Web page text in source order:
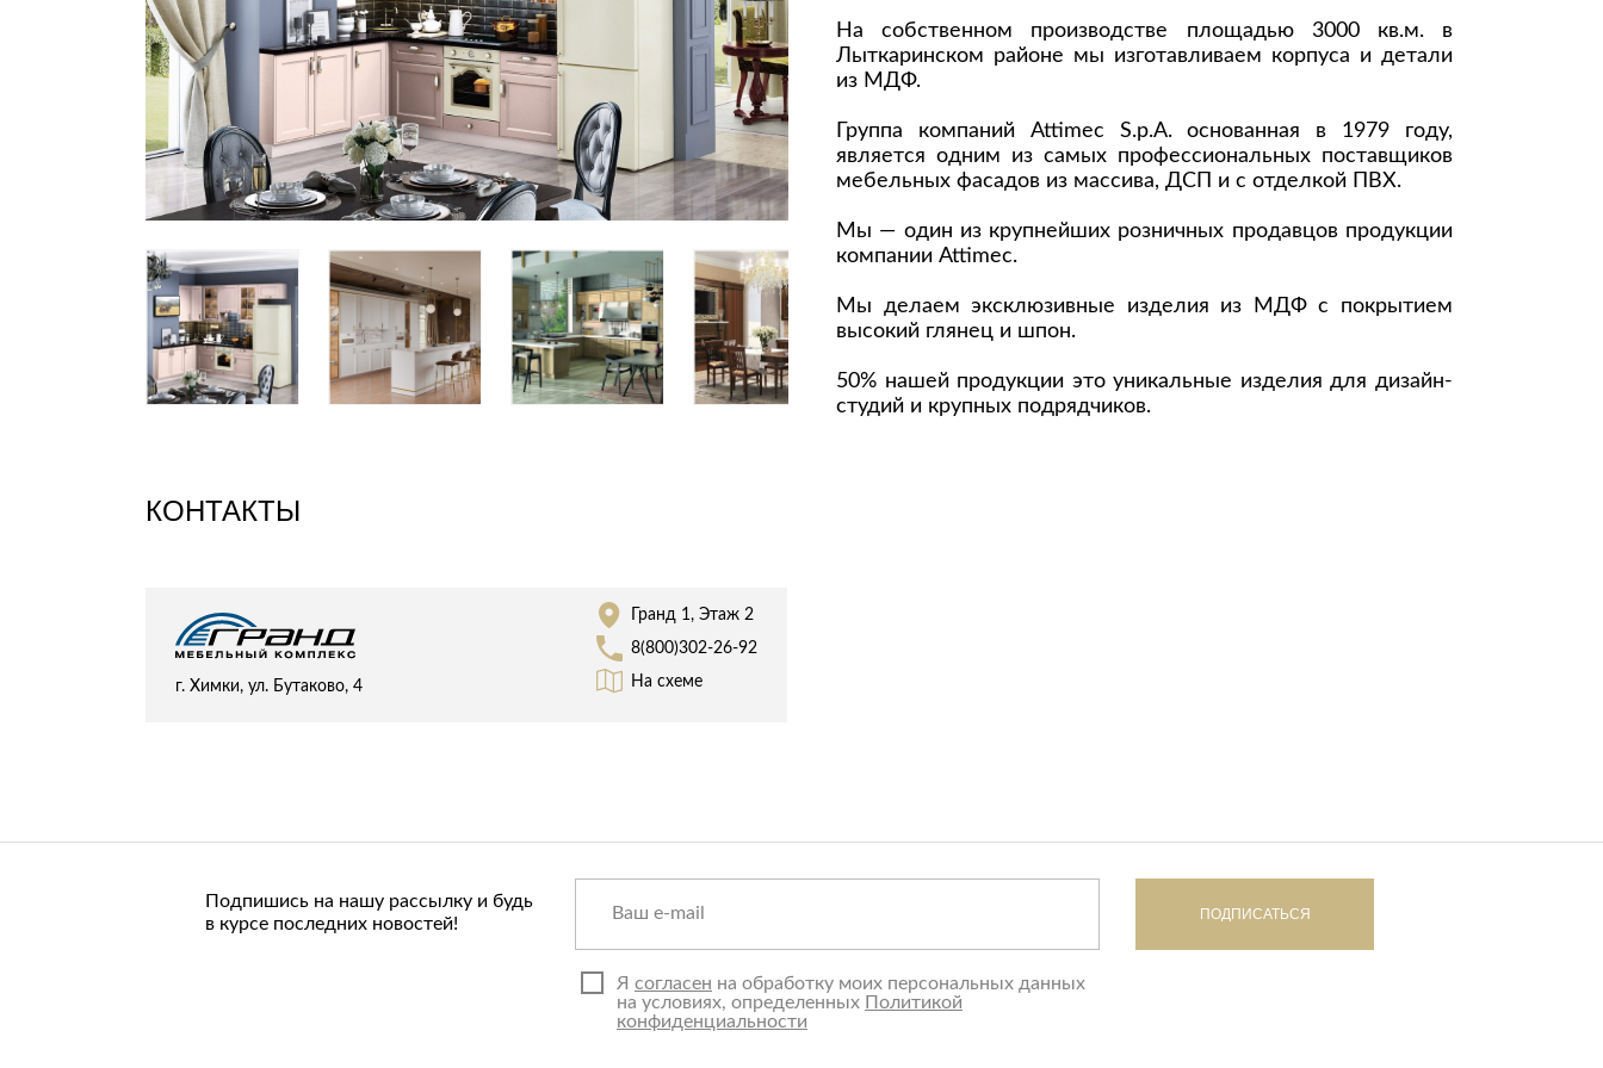
Все стулья
Барные стулья
Входные двери
Межкомнатные двери
Детская мебель
Столы и надстройки
Кресла и мешки
Пуфы и банкетки
Сад и дача
Аксессуары для сада
Беседки, павильоны, зонты
Грили и очаги
Диваны
Кресла и шезлонги
Мебель для ресторанов и кафе
Столы
Сливы и сифоны
Смесители
Унитазы
Свет
Бра
Люстры
Настольные лампы
Потолочные светильники
Светильники
Светодиодные ленты
Сушилки
Текстиль
Хранение и порядок
Товары для ремонта
Затирки и гидроизоляция
Клеи, герметики, жидкие гвозди,
пены
Лаки и краски
Лепнина
Комоды
Прикроватные тумбы
Тумбы для обуви
техника
Бытовая техника
На собственном производстве площадью 3000 кв.м. в
Лыткаринском районе мы изготавливаем корпуса и детали
из МДФ.
Группа компаний Attimec S.p.A. основанная в 1979 году,
является одним из самых профессиональных поставщиков
мебельных фасадов из массива, ДСП и с отделкой ПВХ.
Мы — один из крупнейших розничных продавцов продукции
компании Attimec.
Мы делаем эксклюзивные изделия из МДФ с покрытием
высокий глянец и шпон.
50% нашей продукции это уникальные изделия для дизайн-
студий и крупных подрядчиков.
КОНТАКТЫ
г. Химки, ул. Бутаково, 4
Гранд 1, Этаж 2
8(800)302-26-92
На схеме
Подпишись на нашу рассылку и будь
в курсе последних новостей!
ПОДПИСАТЬСЯ
Я согласен на обработку моих персональных данных
на условиях, определенных Политикой
конфиденциальности